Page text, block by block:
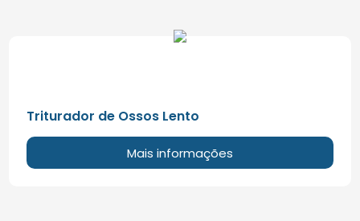
Triturador de Ossos Lento
Mais informações